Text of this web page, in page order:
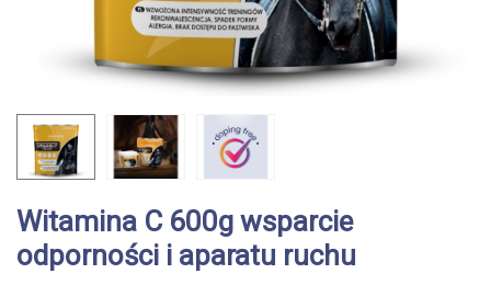
Witamina C 600g wsparcie
odporności i aparatu ruchu